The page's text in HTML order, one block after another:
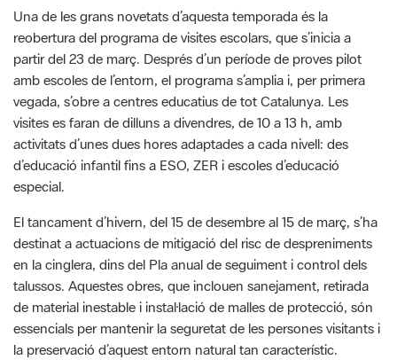
Una de les grans novetats d’aquesta temporada és la
reobertura del programa de visites escolars, que s’inicia a
partir del 23 de març. Després d’un període de proves pilot
amb escoles de l’entorn, el programa s’amplia i, per primera
vegada, s’obre a centres educatius de tot Catalunya. Les
visites es faran de dilluns a divendres, de 10 a 13 h, amb
activitats d’unes dues hores adaptades a cada nivell: des
d’educació infantil fins a ESO, ZER i escoles d’educació
especial.
El tancament d’hivern, del 15 de desembre al 15 de març, s’ha
destinat a actuacions de mitigació del risc de despreniments
en la cinglera, dins del Pla anual de seguiment i control dels
talussos. Aquestes obres, que inclouen sanejament, retirada
de material inestable i instal·lació de malles de protecció, són
essencials per mantenir la seguretat de les persones visitants i
la preservació d’aquest entorn natural tan característic.